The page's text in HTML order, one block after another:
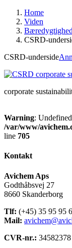
Home
Viden
Bæredygtighed
CSRD-
CSRD-underside
corporate
Warning:
/var/www/
line 705
Kontakt
Avichem Aps
Godthåbsvej 27
8660 Skanderborg
Tlf: (+45) 35 95 95
Mail:
CVR-nr.: 34582378